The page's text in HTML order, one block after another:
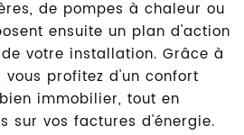
de pompes à chaleur ou
ensuite un plan d'action
votre installation. Grâce à
profitez d'un confort
immobilier, tout en
sur vos factures d'énergie.